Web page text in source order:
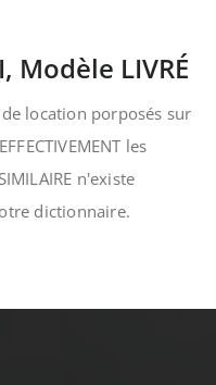
Modèle LIVRÉ
location porposés sur
les
n'existe
dictionnaire.